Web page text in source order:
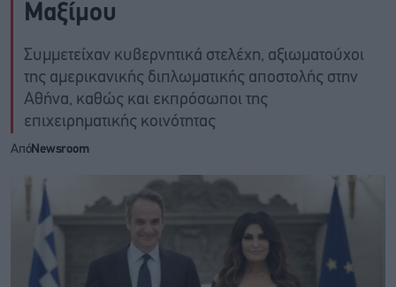
Μαξίμου
Συμμετείχαν κυβερνητικά στελέχη, αξιωματούχοι
της αμερικανικής διπλωματικής αποστολής στην
Αθήνα, καθώς και εκπρόσωποι της
επιχειρηματικής κοινότητας
ΑπόNewsroom